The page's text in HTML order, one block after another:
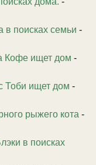
поисках семьи -
Кофе ищет дом -
Тоби ищет дом -
рыжего кота -
в поисках